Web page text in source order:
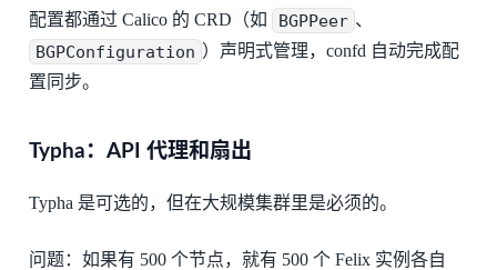
配置都通过 Calico 的 CRD（如
BGPPeer 、
BGPConfiguration ）声明式管理，confd 自动完成配
置同步。
Typha：API 代理和扇出
Typha 是可选的，但在大规模集群里是必须的。
问题：如果有 500 个节点，就有 500 个 Felix 实例各自